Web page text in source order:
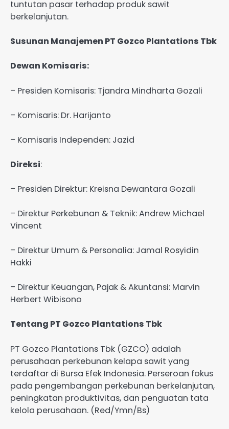
tuntutan pasar terhadap produk sawit
berkelanjutan.
Susunan Manajemen PT Gozco Plantations Tbk
Dewan Komisaris:
– Presiden Komisaris: Tjandra Mindharta Gozali
– Komisaris: Dr. Harijanto
– Komisaris Independen: Jazid
Direksi:
– Presiden Direktur: Kreisna Dewantara Gozali
– Direktur Perkebunan & Teknik: Andrew Michael
Vincent
– Direktur Umum & Personalia: Jamal Rosyidin
Hakki
– Direktur Keuangan, Pajak & Akuntansi: Marvin
Herbert Wibisono
Tentang PT Gozco Plantations Tbk
PT Gozco Plantations Tbk (GZCO) adalah
perusahaan perkebunan kelapa sawit yang
terdaftar di Bursa Efek Indonesia. Perseroan fokus
pada pengembangan perkebunan berkelanjutan,
peningkatan produktivitas, dan penguatan tata
kelola perusahaan. (Red/Ymn/Bs)